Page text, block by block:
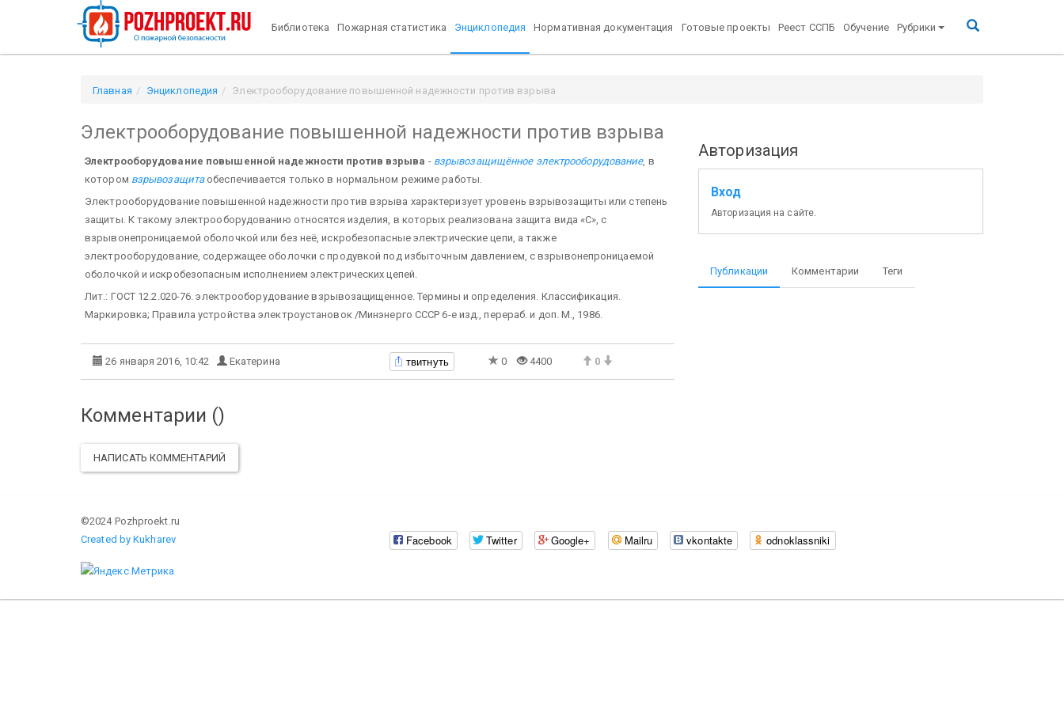
Библиотека Пожарная статистика Энциклопедия Нормативная документация Готовые проекты Реест ССПБ Обучение Рубрики
Главная Энциклопедия Электрооборудование повышенной надежности против взрыва
Электрооборудование повышенной надежности против взрыва
Электрооборудование повышенной надежности против взрыва - взрывозащищённое электрооборудование, в
котором взрывозащитаобеспечивается только в нормальном режиме работы.
Электрооборудование повышенной надежности против взрыва характеризует уровень взрывозащиты или степень
защиты. К такому электрооборудованию относятся изделия, в которых реализована защита вида «С», с
взрывонепроницаемой оболочкой или без неё, искробезопасные электрические цепи, а также
электрооборудование, содержащее оболочки с продувкой под избыточным давлением, с взрывонепроницаемой
оболочкой и искробезопасным исполнением электрических цепей.
Лит.: ГОСТ 12.2.020-76. электрооборудование взрывозащищенное. Термины и определения. Классификация.
Маркировка; Правила устройства электроустановок /Минэнерго СССР 6-е изд., перераб. и доп. М., 1986.
26 января 2016, 10:42 Екатерина твитнуть 0 4400 0
Комментарии ()
НАПИСАТЬ КОММЕНТАРИЙ
Авторизация
Вход
Авторизация на сайте.
Публикации Комментарии Теги
©2024 Pozhproekt.ru
Created by Kukharev
Facebook Twitter Google+ Mailru vkontakte odnoklassniki